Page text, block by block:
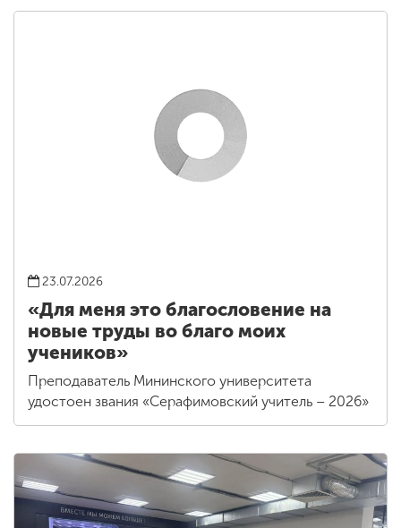
23.07.2026
«Для меня это благословение на
новые труды во благо моих
учеников»
Преподаватель Мининского университета
удостоен звания «Серафимовский учитель – 2026»